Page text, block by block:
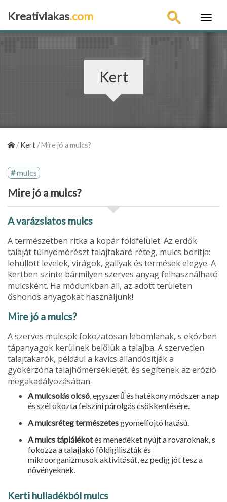
Kreativlakas.com
Kert
/Kert /Mire jó a mulcs?
mulcs
Mire jó a mulcs?
A varázslatos mulcs
A természetben ritka a kopár földfelület. Az erdők
talaját túl­nyomórészt talajtakaró réteg, mulcs borítja:
lehullott levelek, virágok, gallyak és termések elegye. A
kertben szinte bármilyen szerves anyag felhasználható
mulcsként. Ha módunkban áll, az adott területen
őshonos anyagokat használjunk!
Mire jó a mulcs?
A szerves mulcsok fokozatosan lebomlanak, s eközben
tápanyagok kerülnek belőlük a talajba. A szervetlen
talajtakarók, például a kavics állandósítják a
gyökérzóna talajhőmérsékletét, és segítenek az erózió
megakadályozásában.
A mulcsolás olcsó, egyszerű és hatékony módszer a nap
és szél okozta felszíni párolgás csökkentésére.
A mulcsréteg természetesgyomelfojtó hatású.
A mulcs táplálékotés menedéket nyújt a rovaroknak, s
fokozza a talajlakó földigiliszták és
mikroorganizmusok aktivitását, ez pedig jót tesz a
növényeknek.
Kerti hulladékból mulcs